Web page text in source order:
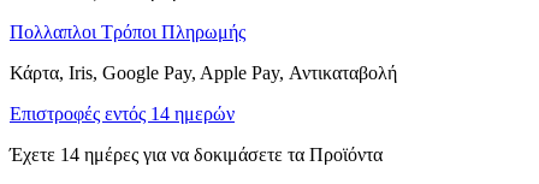
Πολλαπλοι Τρόποι Πληρωμής
Κάρτα, Iris, Google Pay, Apple Pay, Αντικαταβολή
Επιστροφές εντός 14 ημερών
Έχετε 14 ημέρες για να δοκιμάσετε τα Προϊόντα